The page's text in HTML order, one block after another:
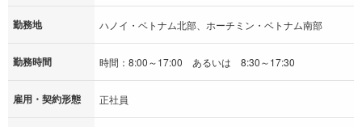
勤務地 ハノイ・ベトナム北部、ホーチミン・ベトナム南部
勤務時間 時間：8:00～17:00 あるいは 8:30～17:30
雇用・契約形態 正社員